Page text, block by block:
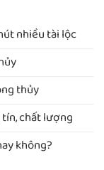
nhiều tài lộc
thủy
chất lượng
không?